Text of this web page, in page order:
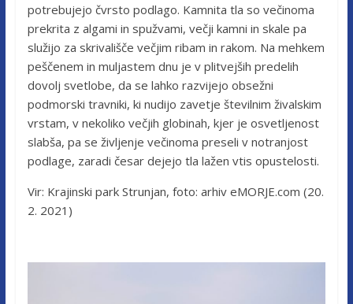
potrebujejo čvrsto podlago. Kamnita tla so večinoma
prekrita z algami in spužvami, večji kamni in skale pa
služijo za skrivališče večjim ribam in rakom. Na mehkem
peščenem in muljastem dnu je v plitvejših predelih
dovolj svetlobe, da se lahko razvijejo obsežni
podmorski travniki, ki nudijo zavetje številnim živalskim
vrstam, v nekoliko večjih globinah, kjer je osvetljenost
slabša, pa se življenje večinoma preseli v notranjost
podlage, zaradi česar dejejo tla lažen vtis opustelosti.
Vir: Krajinski park Strunjan, foto: arhiv eMORJE.com (20.
2. 2021)